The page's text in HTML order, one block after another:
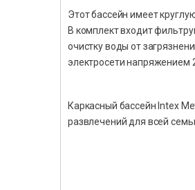
Этот бассейн имеет
В комплект входит
очистку воды от
электросети напряжением
Каркасный бассейн Intex
развлечений для всей